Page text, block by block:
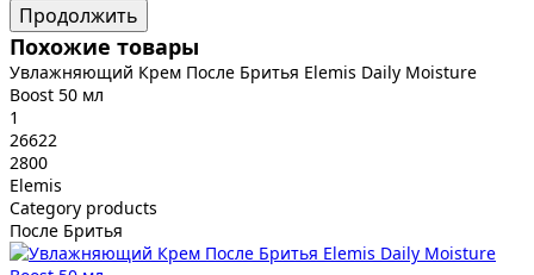
Продолжить
Похожие товары
Увлажняющий Крем После Бритья Elemis Daily Moisture
Boost 50 мл
1
26622
2800
Elemis
Category products
После Бритья